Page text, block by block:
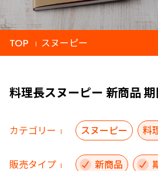
TOP スヌーピー
料理長スヌーピー 新商品
カテゴリー スヌーピー 料
販売タイプ 新商品